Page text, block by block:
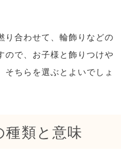
り合わせて、輪飾りなどの
ので、お子様と飾りつけや
そちらを選ぶとよいでしょ
種類と意味